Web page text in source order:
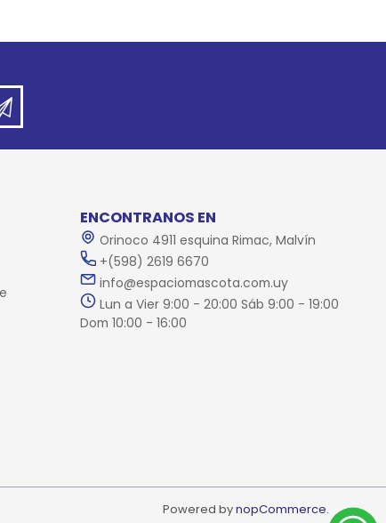
ENCONTRANOS EN
Orinoco 4911 esquina Rimac, Malvín
+(598) 2619 6670
info@espaciomascota.com.uy
Lun a Vier 9:00 - 20:00 Sáb 9:00 - 19:00
Dom 10:00 - 16:00
Powered bynopCommerce.